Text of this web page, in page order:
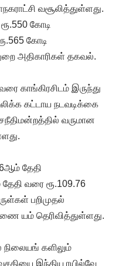
வசூலித்துள்ளது.
கோடி
கோடி
அதிகாரிகள் தகவல்.
காங்கிரசிடம் இருந்து
கட்டாய நடவடிக்கை
வருமான
தேதி
வரை ரூ.109.76
பறிமுதல்
யம் தெரிவித்துள்ளது.
களிலும்
வசதியை இந்திய ரயில்வே